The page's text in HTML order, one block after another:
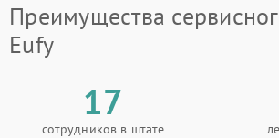
Преимущества
Eufy
17
сотрудников в штате